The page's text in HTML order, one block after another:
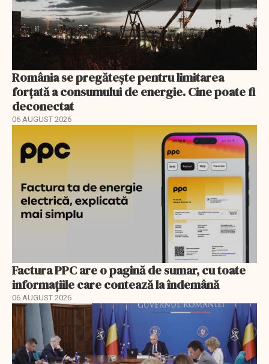
România se pregătește pentru limitarea
forțată a consumului de energie. Cine poate fi
deconectat
06 AUGUST 2026
Factura PPC are o pagină de sumar, cu toate
informațiile care contează la îndemână
06 AUGUST 2026